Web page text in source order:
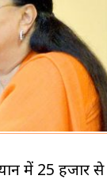
में 25 हजार से